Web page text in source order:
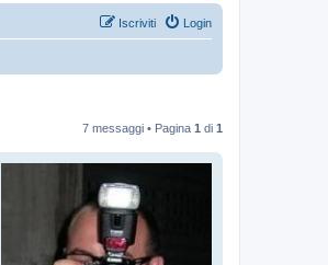
Login
Iscriviti
7 messaggi • Pagina 1 di 1